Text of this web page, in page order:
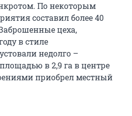
По некоторым
составил более 40
цеха,
в стиле
недолго –
в 2,9 га в центре
приобрел местный